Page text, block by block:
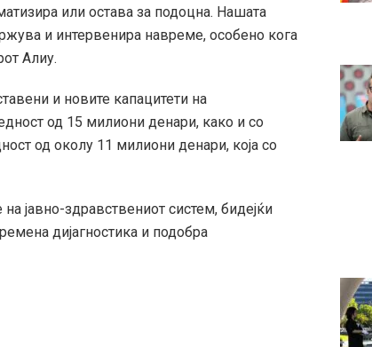
или остава за подоцна. Нашата
и интервенира навреме, особено кога
Алиу.
и новите капацитети на
од 15 милиони денари, како и со
од околу 11 милиони денари, која со
јавно-здравствениот систем, бидејќи
дијагностика и подобра